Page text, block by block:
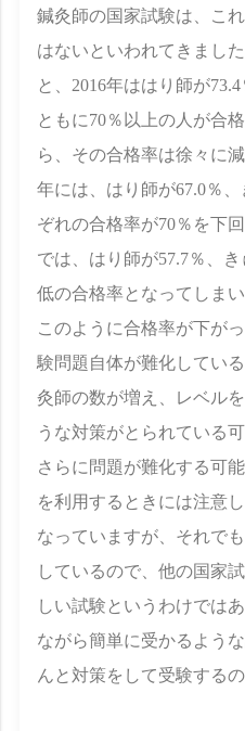
鍼灸師の国家試験は、こ
はないといわれてきまし
と、2016年ははり師が
ともに70％以上の人が合
ら、その合格率は徐々に
年には、はり師が67.0％
ぞれの合格率が70％を下
では、はり師が57.7％、
低の合格率となってしまい
このように合格率が下が
験問題自体が難化してい
灸師の数が増え、レベル
うな対策がとられている
さらに問題が難化する可
を利用するときには注意
なっていますが、それで
しているので、他の国家
しい試験というわけでは
ながら簡単に受かるよう
んと対策をして受験する